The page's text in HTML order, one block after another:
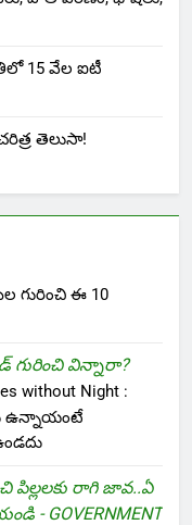
15 వేల ఐటీ
తెలుసా!
గురించి ఈ 10
గురించి విన్నారా?
without Night :
ఉన్నాయంటే
పిల్లలకు రాగి జావ..ఏ
- GOVERNMENT